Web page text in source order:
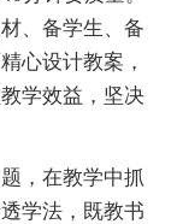
、备学生、备
心设计教案，
学效益，坚决
，在教学中抓
学法，既教书